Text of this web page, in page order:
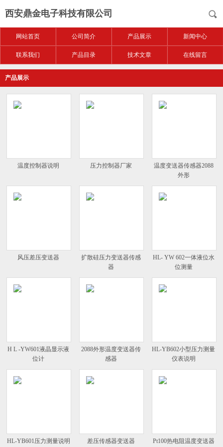
西安鼎金电子科技有限公司
网站首页 公司简介 产品展示 新闻中心
联系我们 产品目录 技术文章 在线留言
产品展示
温度控制器说明 压力控制器厂家
温度变送器传感器2088
外形
风压差压变送器
扩散硅压力变送器传感
器
HL- YW 602一体液位水
位测量
H L -YW601液晶显示液
位计
2088外形温度变送器传
感器
HL-YB602小型压力测量
仪表说明
HL-YB601压力测量说明 差压传感器变送器 Pt100热电阻温度变送器